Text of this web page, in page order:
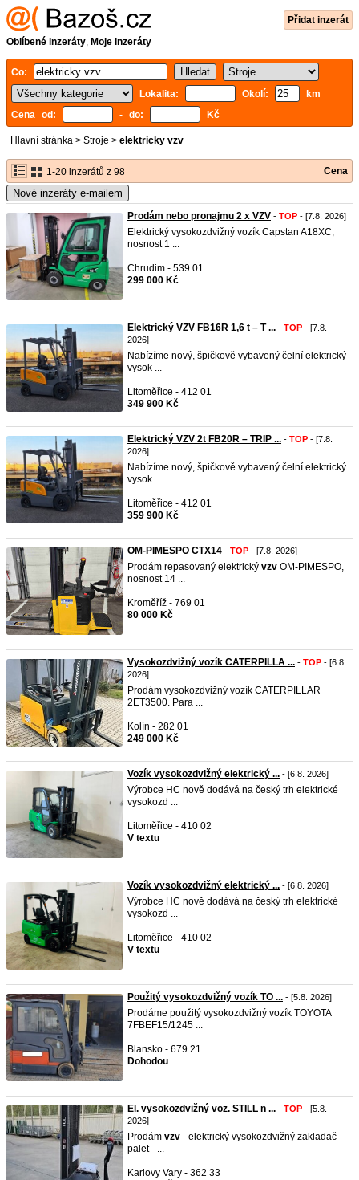
Přidat inzerát
Oblíbené inzeráty, Moje inzeráty
Co:
Lokalita:
Okolí:
km
Cena od:
- do: Kč
Hlavní stránka > Stroje > elektricky vzv
1-20 inzerátů z 98 Cena
Nové inzeráty e-mailem
Prodám nebo pronajmu 2 x VZV - TOP - [7.8. 2026]
Elektrický vysokozdvižný vozík Capstan A18XC,
nosnost 1 ...
Chrudim - 539 01
299 000 Kč
Elektrický VZV FB16R 1,6 t – T ... - TOP - [7.8.
2026]
Nabízíme nový, špičkově vybavený čelní elektrický
vysok ...
Litoměřice - 412 01
349 900 Kč
Elektrický VZV 2t FB20R – TRIP ... - TOP - [7.8.
2026]
Nabízíme nový, špičkově vybavený čelní elektrický
vysok ...
Litoměřice - 412 01
359 900 Kč
OM-PIMESPO CTX14 - TOP - [7.8. 2026]
Prodám repasovaný elektrický vzv OM-PIMESPO,
nosnost 14 ...
Kroměříž - 769 01
80 000 Kč
Vysokozdvižný vozík CATERPILLA ... - TOP - [6.8.
2026]
Prodám vysokozdvižný vozík CATERPILLAR
2ET3500. Para ...
Kolín - 282 01
249 000 Kč
Vozík vysokozdvižný elektrický ... - [6.8. 2026]
Výrobce HC nově dodává na český trh elektrické
vysokozd ...
Litoměřice - 410 02
V textu
Vozík vysokozdvižný elektrický ... - [6.8. 2026]
Výrobce HC nově dodává na český trh elektrické
vysokozd ...
Litoměřice - 410 02
V textu
Použitý vysokozdvižný vozík TO ... - [5.8. 2026]
Prodáme použitý vysokozdvižný vozík TOYOTA
7FBEF15/1245 ...
Blansko - 679 21
Dohodou
El. vysokozdvižný voz. STILL n ... - TOP - [5.8.
2026]
Prodám vzv - elektrický vysokozdvižný zakladač
palet - ...
Karlovy Vary - 362 33